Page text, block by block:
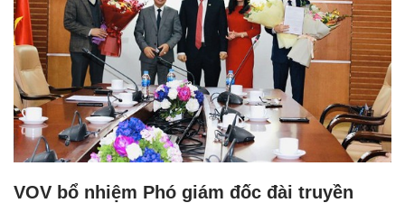
VOV bổ nhiệm Phó giám đốc đài truyền